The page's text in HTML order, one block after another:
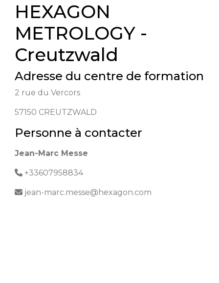
HEXAGON
METROLOGY -
Creutzwald
Adresse du centre de formation
2 rue du Vercors
57150 CREUTZWALD
Personne à contacter
Jean-Marc Messe
+33607958834
jean-marc.messe@hexagon.com